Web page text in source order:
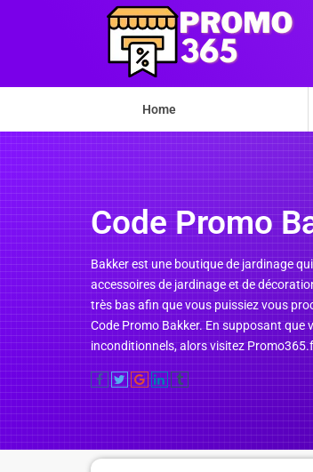
Home
Code Promo
Bakker est une boutique de jardinage
accessoires de jardinage et de
très bas afin que vous puissiez vous
Code Promo Bakker. En supposant que
inconditionnels, alors visitez